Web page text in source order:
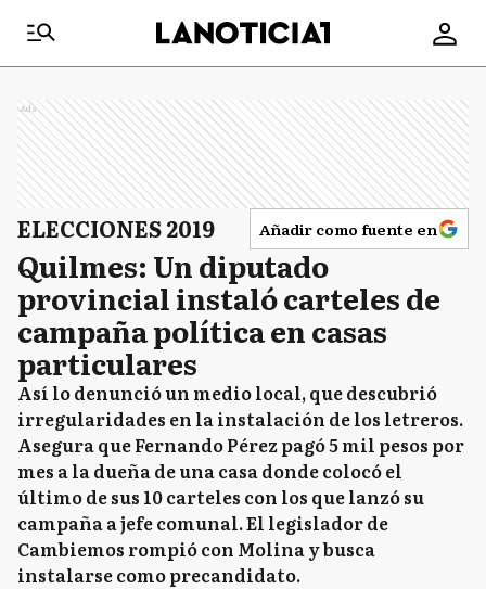
Ads
ELECCIONES 2019 Añadir como fuente en
Quilmes: Un diputado
provincial instaló carteles de
campaña política en casas
particulares
Así lo denunció un medio local, que descubrió
irregularidades en la instalación de los letreros.
Asegura que Fernando Pérez pagó 5 mil pesos por
mes a la dueña de una casa donde colocó el
último de sus 10 carteles con los que lanzó su
campaña a jefe comunal. El legislador de
Cambiemos rompió con Molina y busca
instalarse como precandidato.